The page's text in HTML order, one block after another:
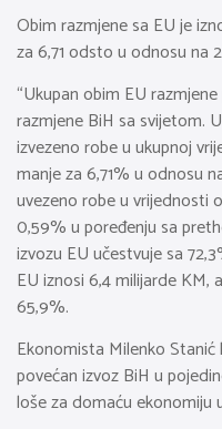
Obim razmjene sa EU je
za 6,71 odsto u odnosu na
“Ukupan obim EU
razmjene BiH sa svijetom.
izvezeno robe u ukupnoj
manje za 6,71% u odnosu
uvezeno robe u vrijednosti
0,59% u poređenju sa
izvozu EU učestvuje sa
EU iznosi 6,4 milijarde KM,
65,9%.
Ekonomista Milenko Stanić
povećan izvoz BiH u
loše za domaću ekonomiju